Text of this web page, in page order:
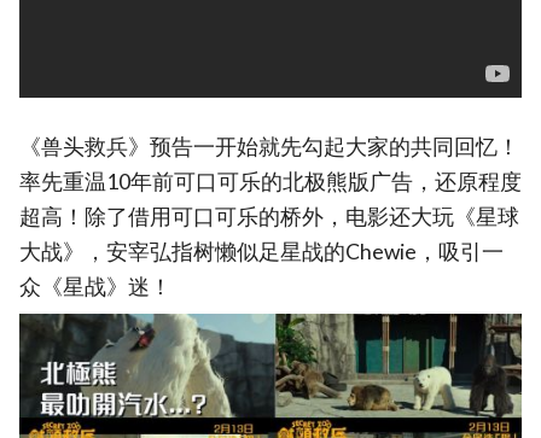
《兽头救兵》预告一开始就先勾起大家的共同回忆！
率先重温10年前可口可乐的北极熊版广告，还原程度
超高！除了借用可口可乐的桥外，电影还大玩《星球
大战》，安宰弘指树懒似足星战的Chewie，吸引一
众《星战》迷！